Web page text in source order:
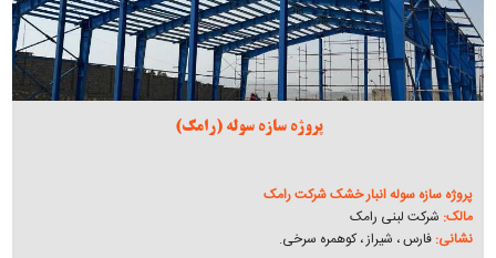
پروژه سازه سوله (رامک)
پروژه سازه سوله انبار خشک شرکت رامک
مالک: شرکت لبنی رامک
نشانی: فارس ، شیراز ، کوهمره سرخی.